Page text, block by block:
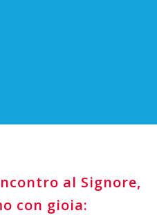
al Signore,
con gioia: